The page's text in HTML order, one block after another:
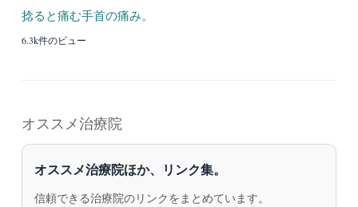
捻ると痛む手首の痛み。
6.3k件のビュー
オススメ治療院
オススメ治療院ほか、リンク集。
信頼できる治療院のリンクをまとめています。